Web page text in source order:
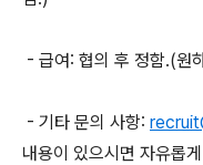
- 급여: 협의 후 정함.(원
- 기타 문의 사항:
내용이 있으시면 자유롭